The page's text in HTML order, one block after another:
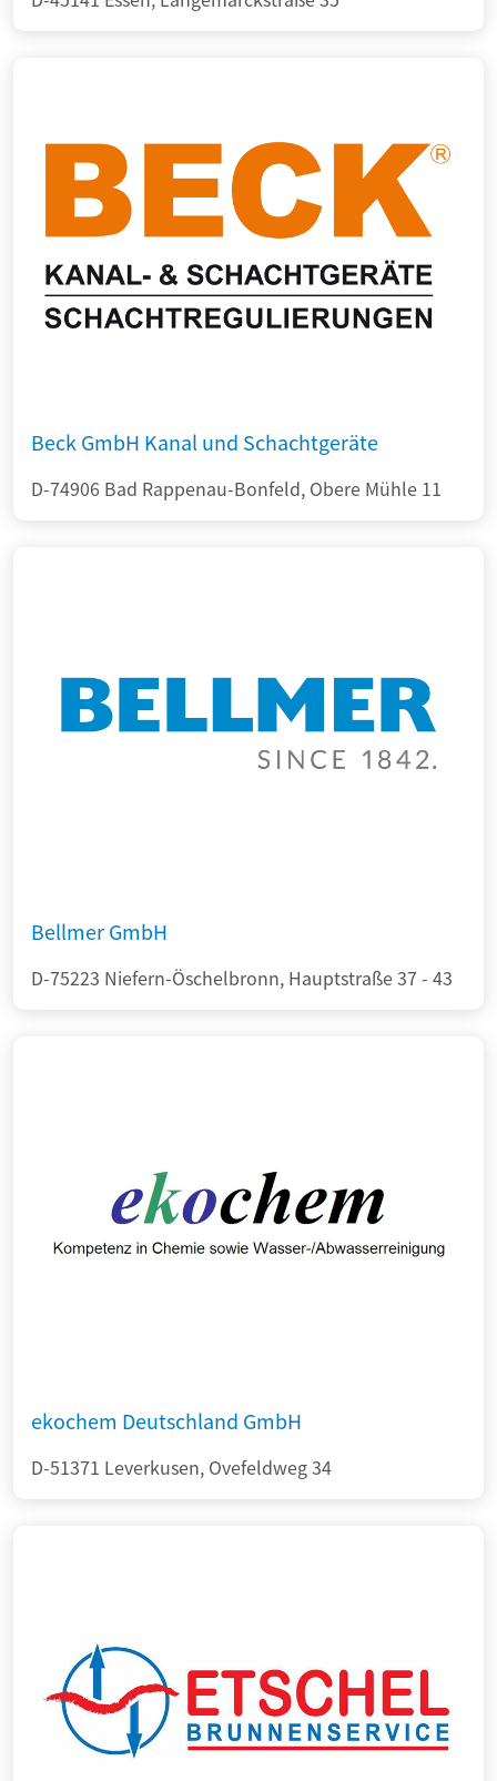
Beck GmbH Kanal und Schachtgeräte
D-74906 Bad Rappenau-Bonfeld, Obere Mühle 11
Bellmer GmbH
D-75223 Niefern-Öschelbronn, Hauptstraße 37 - 43
ekochem Deutschland GmbH
D-51371 Leverkusen, Ovefeldweg 34